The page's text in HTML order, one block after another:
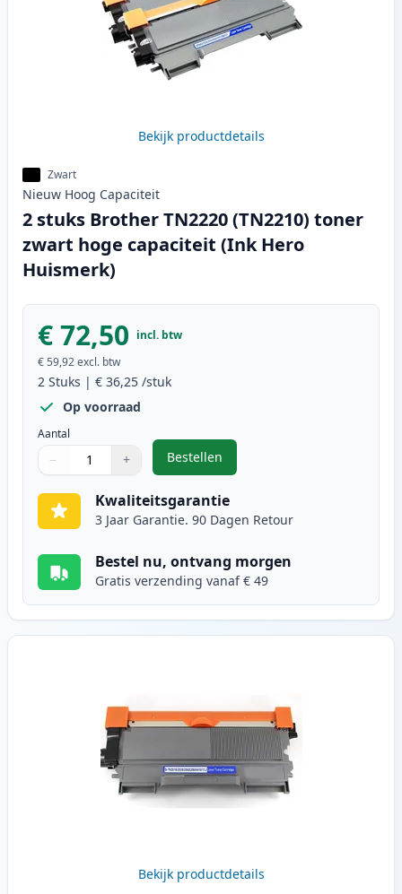
Bekijk productdetails
Zwart
Nieuw Hoog Capaciteit
2 stuks Brother TN2220 (TN2210) toner
zwart hoge capaciteit (Ink Hero
Huismerk)
€ 72,50 incl. btw
€ 59,92excl. btw
2 Stuks | € 36,25 /stuk
Op voorraad
Aantal
Gebruik de knoppen om aan te passen
− +
1
Bestellen
,2 stuks Brother TN2220
Kwaliteitsgarantie
3 Jaar Garantie. 90 Dagen Retour
Bestel nu, ontvang morgen
Gratis verzending vanaf € 49
Bekijk productdetails